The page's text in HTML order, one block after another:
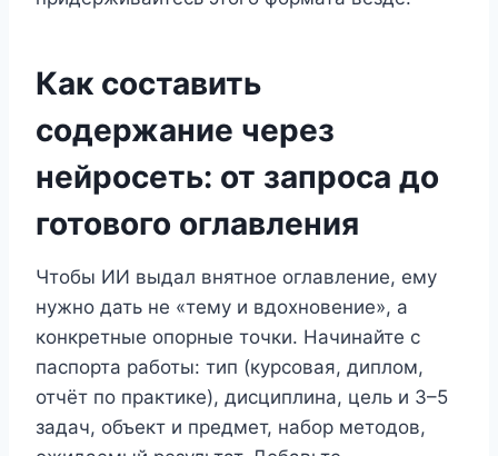
Как составить
содержание через
нейросеть: от запроса до
готового оглавления
Чтобы ИИ выдал внятное оглавление, ему
нужно дать не «тему и вдохновение», а
конкретные опорные точки. Начинайте с
паспорта работы: тип (курсовая, диплом,
отчёт по практике), дисциплина, цель и 3–5
задач, объект и предмет, набор методов,